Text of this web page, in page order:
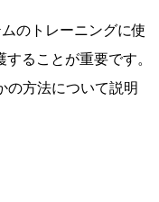
のトレーニングに使
ることが重要です。
の方法について説明